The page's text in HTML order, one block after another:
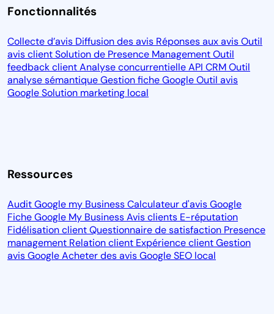
Fonctionnalités
Collecte d’avis Diffusion des avis Réponses aux avisOutil
avis clientSolution de Presence ManagementOutil
feedback clientAnalyse concurrentielleAPI CRMOutil
analyse sémantiqueGestion fiche GoogleOutil avis
GoogleSolution marketing local
Ressources
Audit Google my BusinessCalculateur d'avis Google
Fiche Google My BusinessAvis clients E-réputation
Fidélisation clientQuestionnaire de satisfaction Presence
management Relation client Expérience clientGestion
avis GoogleAcheter des avis GoogleSEO local